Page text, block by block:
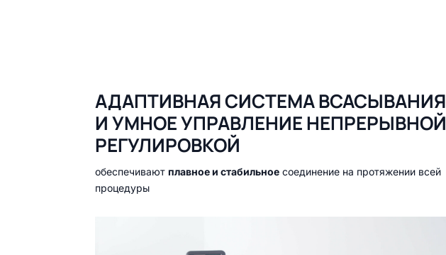
АДАПТИВНАЯ СИСТЕМА ВСАСЫВАНИЯ
И УМНОЕ УПРАВЛЕНИЕ НЕПРЕРЫВНОЙ
РЕГУЛИРОВКОЙ
обеспечиваютплавное и стабильное соединение на протяжении всей
процедуры